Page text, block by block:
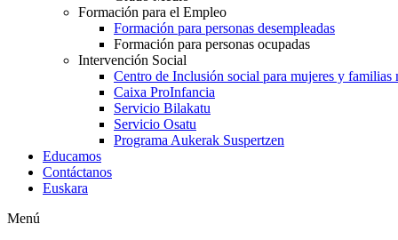
Formación para el Empleo
Formación para personas desempleadas
Formación para personas ocupadas
Intervención Social
Centro de Inclusión social para mujeres y familias
Caixa ProInfancia
Servicio Bilakatu
Servicio Osatu
Programa Aukerak Suspertzen
Educamos
Contáctanos
Euskara
Menú